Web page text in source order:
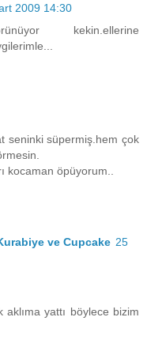
2009 14:30
kekin.ellerine
seninki süpermiş.hem çok
kocaman öpüyorum..
ve Cupcake 25
yattı böylece bizim